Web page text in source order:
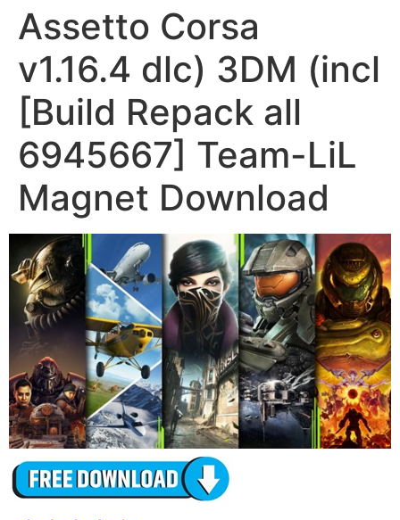
Assetto Corsa
v1.16.4 dlc) 3DM (incl
[Build Repack all
6945667] Team-LiL
Magnet Download